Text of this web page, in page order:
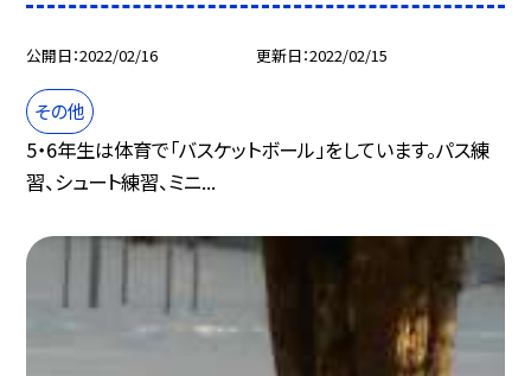
公開日 2022/02/16 更新日 2022/02/15
その他
5・6年生は体育で「バスケットボール」をしています。パス練
習、シュート練習、ミニ...